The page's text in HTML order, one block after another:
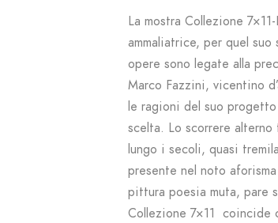
La mostra Collezione
ammaliatrice, per quel suo
opere sono legate alla
Marco Fazzini, vicentino
le ragioni del suo
scelta. Lo scorrere
lungo i secoli, quasi
presente nel noto
pittura poesia muta, pare
Collezione 7×11 coincide